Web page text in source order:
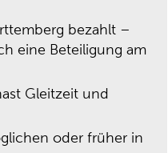
bezahlt –
eine Beteiligung am
Gleitzeit und
oder früher in